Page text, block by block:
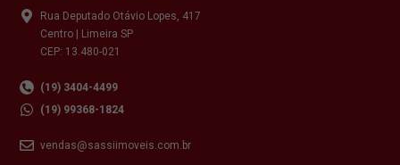
Rua Deputado Otávio Lopes, 417
Centro | Limeira SP
CEP: 13.480-021
(19) 3404-4499
(19) 99368-1824
vendas@sassiimoveis.com.br